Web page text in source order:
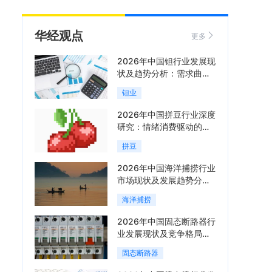
华经观点 更多
2026年中国钽行业发展现
状及趋势分析：需求曲线
陡峭与供给曲线平缓的博
弈加剧「图」
钽业
2026年中国拼豆行业深度
研究：情绪消费驱动的新
兴手工赛道「图」
拼豆
2026年中国海洋捕捞行业
市场现状及发展趋势分
析：科技赋能与智能化转
型加速「图」
海洋捕捞
2026年中国固态断路器行
业发展现状及竞争格局分
析：国际巨头领跑技术，
国内企业加速追赶「图」
固态断路器